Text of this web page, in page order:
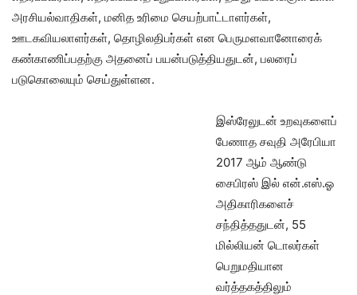
அரசியல்வாதிகள், மனித உரிமை செயற்பாட்டாளர்கள்,
ஊடகவியலாளர்கள், தொழிலதிபர்கள் என பெருமளவானோரைக்
கண்காணிப்பதற்கு அதனைப் பயன்படுத்தியதுடன், பலரைப்
படுகொலையும் செய்துள்ளன.
இஸ்ரேலுடன் உறவுகளைப்
பேணாத சவுதி அரேபியா
2017 ஆம் ஆண்டு
சைபிரஸ் இல் என்.எஸ்.ஓ
அதிகாரிகளைச்
சந்தித்ததுடன், 55
மில்லியன் டொலர்கள்
பெறுமதியான
வர்த்தகத்திலும்